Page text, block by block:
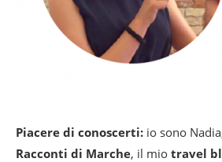
Piacere di conoscerti: io sono
Racconti di Marche, il mio travel